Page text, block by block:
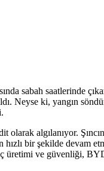
sabah saatlerinde
Neyse ki, yangın
algılanıyor.
bir şekilde devam
ve güvenliği,